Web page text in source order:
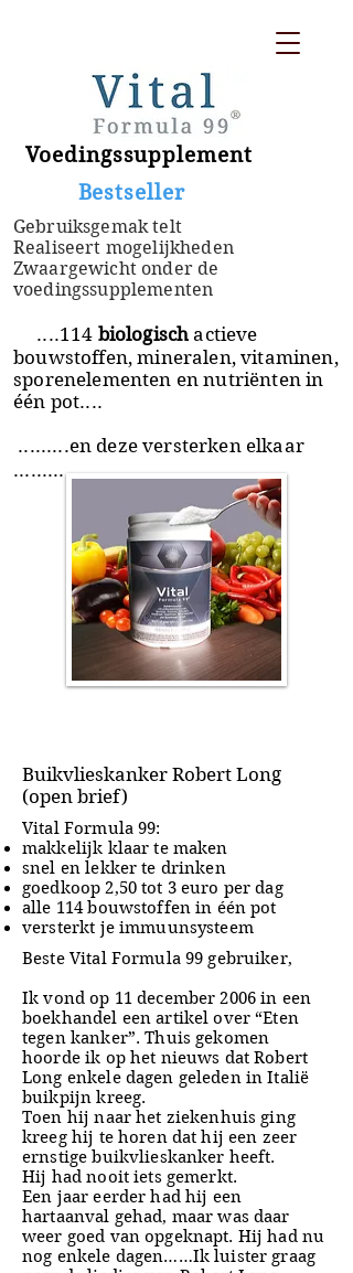
Voedingssupplement
​ Bestseller
Gebruiksgemak telt
Realiseert mogelijkheden
Zwaargewicht onder de
voedingssupplementen
....114 biologischactieve
bouwstoffen, mineralen, vitaminen,
sporenelementen en nutriënten in
één pot....
.........en deze versterken elkaar
.........
Buikvlieskanker Robert Long
(open brief)
Vital Formula 99:
makkelijk klaar te maken
snel en lekker te drinken
goedkoop 2,50 tot 3 euro per dag
alle 114 bouwstoffen in één pot
versterkt je immuunsysteem
Beste Vital Formula 99 gebruiker,
Ik vond op 11 december 2006 in een
boekhandel een artikel over “Eten
tegen kanker”. Thuis gekomen
hoorde ik op het nieuws dat Robert
Long enkele dagen geleden in Italië
buikpijn kreeg.
Toen hij naar het ziekenhuis ging
kreeg hij te horen dat hij een zeer
ernstige buikvlieskanker heeft.
Hij had nooit iets gemerkt.
Een jaar eerder had hij een
hartaanval gehad, maar was daar
weer goed van opgeknapt. Hij had nu
nog enkele dagen……Ik luister graag